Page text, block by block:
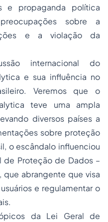
e propaganda política
sobre a
e a violação da
internacional do
e sua influência no
Veremos que o
teve uma ampla
diversos países a
sobre proteção
o escândalo influenciou
de Proteção de Dados –
que abrangente que visa
e regulamentar o
da Lei Geral de